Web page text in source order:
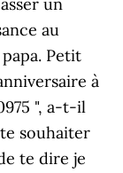
au
Petit
à
", a-t-il
souhaiter
te dire je